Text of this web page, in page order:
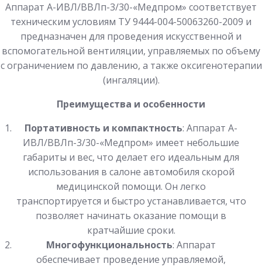
Аппарат А-ИВЛ/ВВЛп-3/30-«Медпром» соответствует
техническим условиям ТУ 9444-004-50063260-2009 и
предназначен для проведения искусственной и
вспомогательной вентиляции, управляемых по объему
с ограничением по давлению, а также оксигенотерапии
(ингаляции).
Преимущества и особенности
Портативность и компактность: Аппарат А-
ИВЛ/ВВЛп-3/30-«Медпром» имеет небольшие
габариты и вес, что делает его идеальным для
использования в салоне автомобиля скорой
медицинской помощи. Он легко
транспортируется и быстро устанавливается, что
позволяет начинать оказание помощи в
кратчайшие сроки.
Многофункциональность: Аппарат
обеспечивает проведение управляемой,